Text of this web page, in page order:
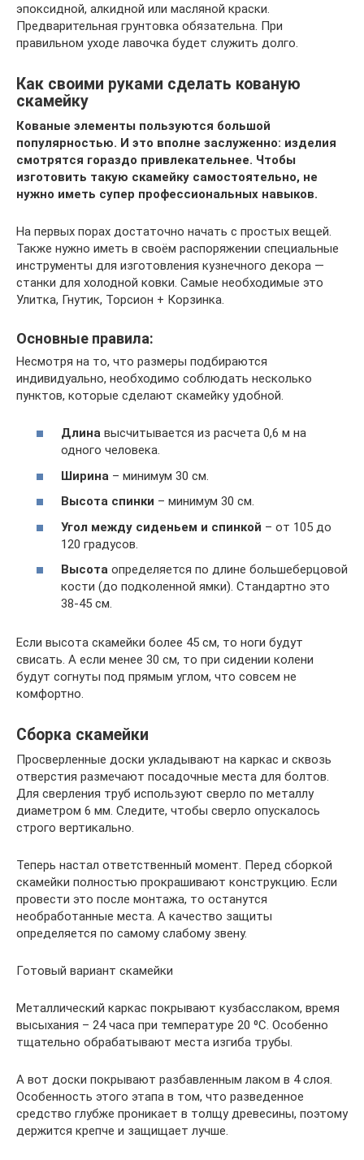
эпоксидной, алкидной или масляной краски.
Предварительная грунтовка обязательна. При
правильном уходе лавочка будет служить долго.
Как своими руками сделать кованую
скамейку
Кованые элементы пользуются большой
популярностью. И это вполне заслуженно: изделия
смотрятся гораздо привлекательнее. Чтобы
изготовить такую скамейку самостоятельно, не
нужно иметь супер профессиональных навыков.
На первых порах достаточно начать с простых вещей.
Также нужно иметь в своём распоряжении специальные
инструменты для изготовления кузнечного декора —
станки для холодной ковки. Самые необходимые это
Улитка, Гнутик, Торсион + Корзинка.
Основные правила:
Несмотря на то, что размеры подбираются
индивидуально, необходимо соблюдать несколько
пунктов, которые сделают скамейку удобной.
Длина высчитывается из расчета 0,6 м на
одного человека.
Ширина – минимум 30 см.
Высота спинки – минимум 30 см.
Угол между сиденьем и спинкой – от 105 до
120 градусов.
Высота определяется по длине большеберцовой
кости (до подколенной ямки). Стандартно это
38-45 см.
Если высота скамейки более 45 см, то ноги будут
свисать. А если менее 30 см, то при сидении колени
будут согнуты под прямым углом, что совсем не
комфортно.
Сборка скамейки
Просверленные доски укладывают на каркас и сквозь
отверстия размечают посадочные места для болтов.
Для сверления труб используют сверло по металлу
диаметром 6 мм. Следите, чтобы сверло опускалось
строго вертикально.
Теперь настал ответственный момент. Перед сборкой
скамейки полностью прокрашивают конструкцию. Если
провести это после монтажа, то останутся
необработанные места. А качество защиты
определяется по самому слабому звену.
Готовый вариант скамейки
Металлический каркас покрывают кузбасслаком, время
высыхания – 24 часа при температуре 20 ⁰C. Особенно
тщательно обрабатывают места изгиба трубы.
А вот доски покрывают разбавленным лаком в 4 слоя.
Особенность этого этапа в том, что разведенное
средство глубже проникает в толщу древесины, поэтому
держится крепче и защищает лучше.